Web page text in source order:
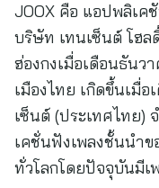
JOOX คือ แอปพลิเ
บริษัท เทนเซ็นต์ โฮล
ฮ่องกงเมื่อเดือนธันว
เมืองไทย เกิดขึ้นเมื่
เซ็นต์ (ประเทศไทย)
เคชั่นฟังเพลงชั้นนำข
ทั่วโลกโดยปัจจุบันมีเ